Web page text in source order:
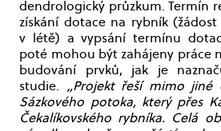
dendrologický průzkum. Termín
získání dotace na rybník
v létě) a vypsání termínu
poté mohou být zahájeny práce
budování prvků, jak je
studie. „Projekt řeší mimo jiné
Sázkového potoka, který přes
Čekalíkovského rybníka. Celá